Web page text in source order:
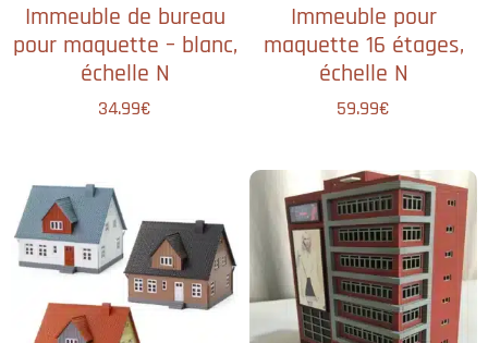
Immeuble de bureau
pour maquette – blanc,
échelle N
34.99€
Immeuble pour
maquette 16 étages,
échelle N
59.99€